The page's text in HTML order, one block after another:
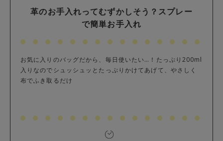
革のお手入れってむずかしそう？スプレー
で簡単お手入れ
お気に入りのバッグだから、毎日使いたい…！たっぷり200ml
入りなのでシュッシュッとたっぷりかけてあげて、やさしく
布でふき取るだけ